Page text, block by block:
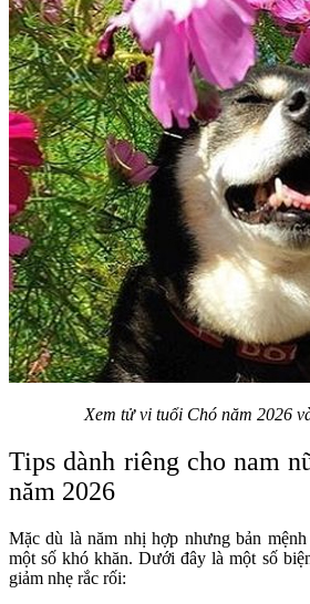
Xem tử vi tuổi Chó năm 2026
Tips dành riêng cho nam
năm 2026
Mặc dù là năm nhị hợp nhưng bản
một số khó khăn. Dưới đây là một số
giảm nhẹ rắc rối: